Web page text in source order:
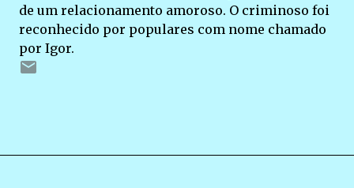
de um relacionamento amoroso. O criminoso foi
reconhecido por populares com nome chamado
por Igor.